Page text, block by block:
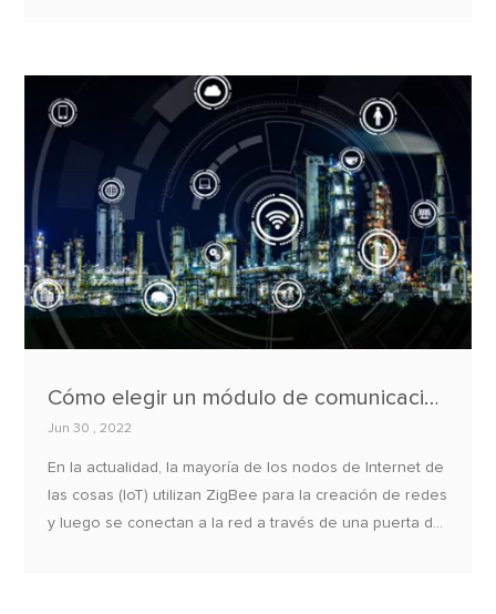
Cómo elegir un módulo de comunicación de Internet de las Cosas (IoT)?
Jun 30 , 2022
​En la actualidad, la mayoría de los nodos de Internet de
las cosas (IoT) utilizan ZigBee para la creación de redes
y luego se conectan a la red a través de una puerta de